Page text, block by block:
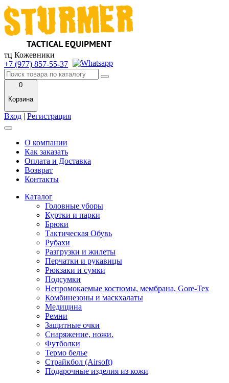
тц Кожевники
+7 (977) 857-55-37
0
Корзина
Вход | Регистрация
О компании
Как заказать
Оплата и Доставка
Возврат
Контакты
Каталог
Головные уборы
Куртки и парки
Брюки
Тактическая Обувь
Рубахи
Разгрузки и жилеты
Перчатки и рукавицы
Рюкзаки и сумки
Подсумки
Непромокаемые костюмы, мембрана, Gore-Tex
Комбинезоны и маскхалаты
Медицина
Ремни
Защитные очки
Снаряжение, ножи.
Футболки
Термо белье
Страйкбол (Airsoft)
Подарочные изделия из кожи